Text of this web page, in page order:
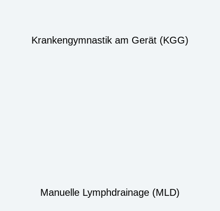
Krankengymnastik am Gerät (KGG)
Manuelle Lymphdrainage (MLD)